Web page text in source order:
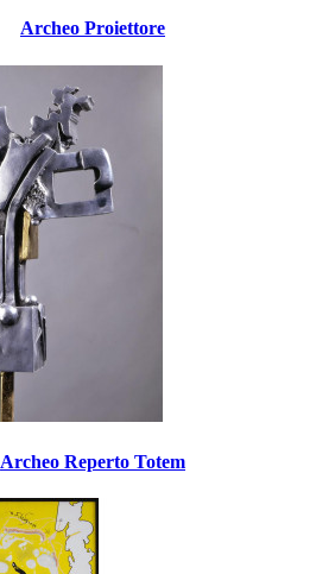
Archeo Proiettore
Archeo Reperto Totem